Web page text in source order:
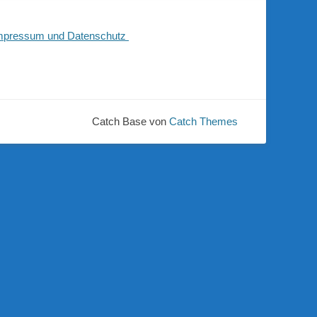
und Datenschutz
Catch Base von Catch Themes